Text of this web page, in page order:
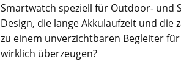
Smartwatch speziell für Outdoor- und
Design, die lange Akkulaufzeit und
zu einem unverzichtbaren Begleiter
wirklich überzeugen?